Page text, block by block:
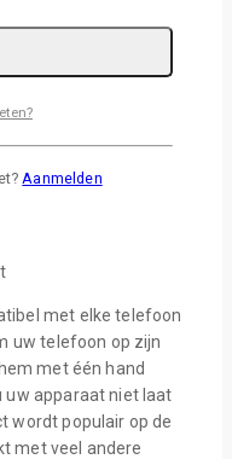
met elke telefoon
uw telefoon op zijn
met één hand
uw apparaat niet laat
wordt populair op de
met veel andere
Aanmelden